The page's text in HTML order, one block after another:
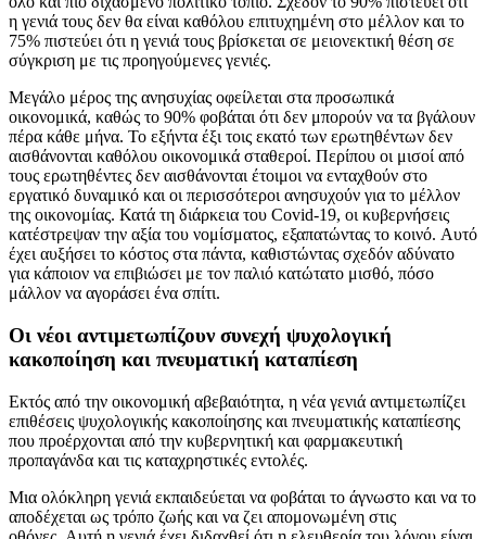
η γενιά τους δεν θα είναι καθόλου επιτυχημένη στο μέλλον και το
75% πιστεύει ότι η γενιά τους βρίσκεται σε μειονεκτική θέση σε
σύγκριση με τις προηγούμενες γενιές.
Μεγάλο μέρος της ανησυχίας οφείλεται στα προσωπικά
οικονομικά, καθώς το 90% φοβάται ότι δεν μπορούν να τα βγάλουν
πέρα ​​κάθε μήνα. Το εξήντα έξι τοις εκατό των ερωτηθέντων δεν
αισθάνονται καθόλου οικονομικά σταθεροί. Περίπου οι μισοί από
τους ερωτηθέντες δεν αισθάνονται έτοιμοι να ενταχθούν στο
εργατικό δυναμικό και οι περισσότεροι ανησυχούν για το μέλλον
της οικονομίας. Κατά τη διάρκεια του Covid-19, οι κυβερνήσεις
κατέστρεψαν την αξία του νομίσματος, εξαπατώντας το κοινό. Αυτό
έχει αυξήσει το κόστος στα πάντα, καθιστώντας σχεδόν αδύνατο
για κάποιον να επιβιώσει με τον παλιό κατώτατο μισθό, πόσο
μάλλον να αγοράσει ένα σπίτι.
Οι νέοι αντιμετωπίζουν συνεχή ψυχολογική
κακοποίηση και πνευματική καταπίεση
Εκτός από την οικονομική αβεβαιότητα, η νέα γενιά αντιμετωπίζει
επιθέσεις ψυχολογικής κακοποίησης και πνευματικής καταπίεσης
που προέρχονται από την κυβερνητική και φαρμακευτική
προπαγάνδα και τις καταχρηστικές εντολές.
Μια ολόκληρη γενιά εκπαιδεύεται να φοβάται το άγνωστο και να το
αποδέχεται ως τρόπο ζωής και να ζει απομονωμένη στις